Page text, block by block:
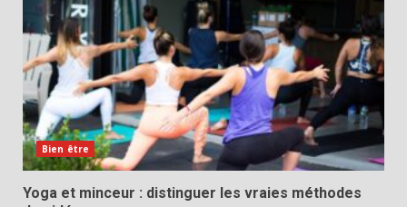
Bien être
Yoga et minceur : distinguer les vraies méthodes